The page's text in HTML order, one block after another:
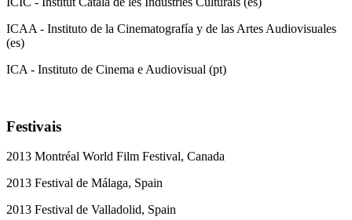
ICAA - Instituto de la Cinematografía y de las Artes Audiovisuales
(es)
ICA - Instituto de Cinema e Audiovisual (pt)
Festivais
2013 Montréal World Film Festival, Canada
2013 Festival de Málaga, Spain
2013 Festival de Valladolid, Spain